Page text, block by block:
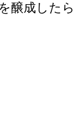
醸成したら